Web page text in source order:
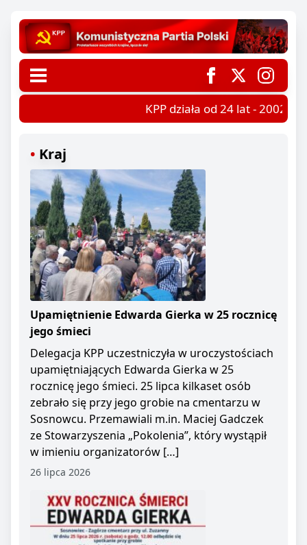
KPP działa od 24 lat - 2002-
Kraj
Upamiętnienie Edwarda Gierka w 25 rocznicę
jego śmieci
Delegacja KPP uczestniczyła w uroczystościach
upamiętniających Edwarda Gierka w 25
rocznicę jego śmieci. 25 lipca kilkaset osób
zebrało się przy jego grobie na cmentarzu w
Sosnowcu. Przemawiali m.in. Maciej Gadczek
ze Stowarzyszenia „Pokolenia”, który wystąpił
w imieniu organizatorów […]
26 lipca 2026